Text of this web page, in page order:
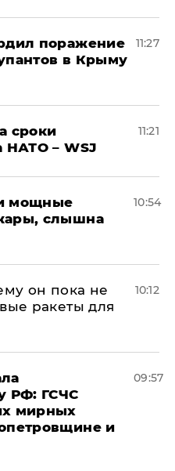
поражение
в Крыму
11:27
сроки
НАТО – WSJ
11:21
мощные
слышна
10:54
он пока не
ракеты для
10:12
РФ: ГСЧС
мирных
и
09:57